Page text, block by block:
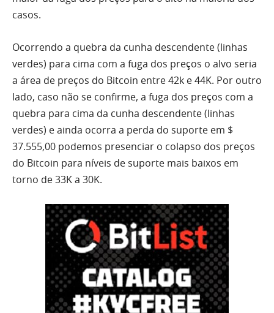
casos.
Ocorrendo a quebra da cunha descendente (linhas
verdes) para cima com a fuga dos preços o alvo seria
a área de preços do Bitcoin entre 42k e 44K. Por outro
lado, caso não se confirme, a fuga dos preços com a
quebra para cima da cunha descendente (linhas
verdes) e ainda ocorra a perda do suporte em $
37.555,00 podemos presenciar o colapso dos preços
do Bitcoin para níveis de suporte mais baixos em
torno de33Ka 30K.